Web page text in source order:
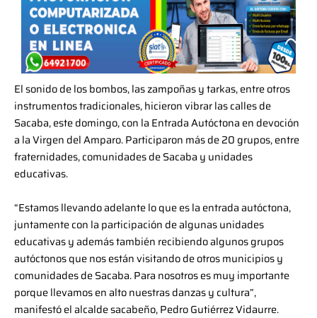
El sonido de los bombos, las zampoñas y tarkas, entre otros
instrumentos tradicionales, hicieron vibrar las calles de
Sacaba, este domingo, con la Entrada Autóctona en devoción
a la Virgen del Amparo. Participaron más de 20 grupos, entre
fraternidades, comunidades de Sacaba y unidades
educativas.
“Estamos llevando adelante lo que es la entrada autóctona,
juntamente con la participación de algunas unidades
educativas y además también recibiendo algunos grupos
autóctonos que nos están visitando de otros municipios y
comunidades de Sacaba. Para nosotros es muy importante
porque llevamos en alto nuestras danzas y cultura”,
manifestó el alcalde sacabeño, Pedro Gutiérrez Vidaurre.